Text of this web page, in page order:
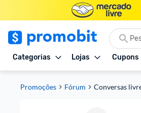
Categorias Lojas Cupons
Promoções Fórum Conversas